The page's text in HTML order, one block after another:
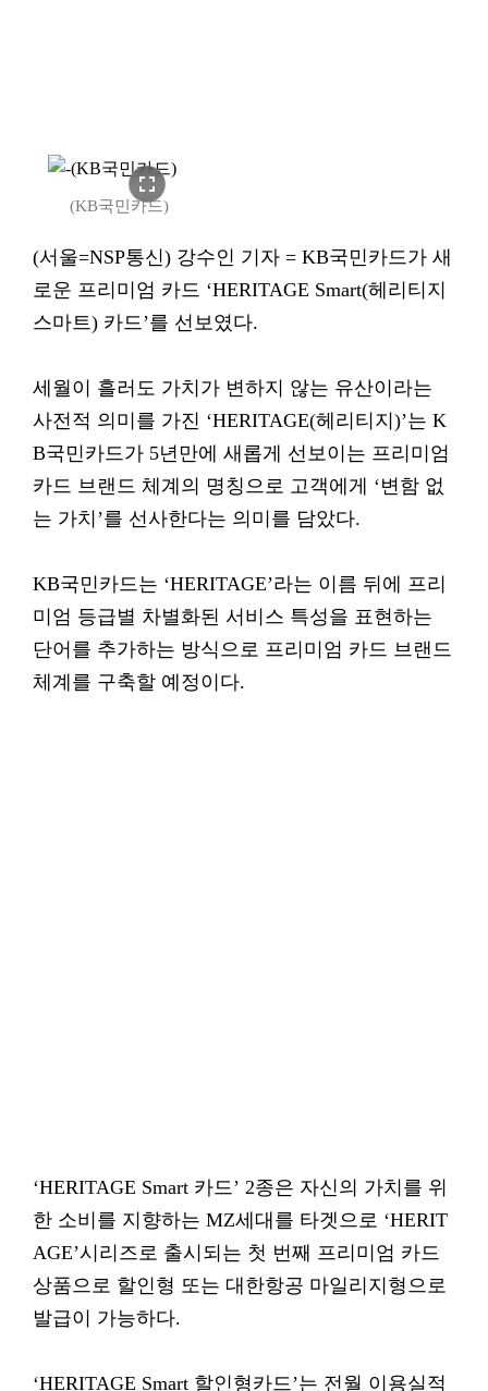
fullscreen
(KB국민카드)
(서울=NSP통신) 강수인 기자 = KB국민카드가 새
로운 프리미엄 카드 ‘HERITAGE Smart(헤리티지
스마트) 카드’를 선보였다.
세월이 흘러도 가치가 변하지 않는 유산이라는
사전적 의미를 가진 ‘HERITAGE(헤리티지)’는 K
B국민카드가 5년만에 새롭게 선보이는 프리미엄
카드 브랜드 체계의 명칭으로 고객에게 ‘변함 없
는 가치’를 선사한다는 의미를 담았다.
KB국민카드는 ‘HERITAGE’라는 이름 뒤에 프리
미엄 등급별 차별화된 서비스 특성을 표현하는
단어를 추가하는 방식으로 프리미엄 카드 브랜드
체계를 구축할 예정이다.
‘HERITAGE Smart 카드’ 2종은 자신의 가치를 위
한 소비를 지향하는 MZ세대를 타겟으로 ‘HERIT
AGE’시리즈로 출시되는 첫 번째 프리미엄 카드
상품으로 할인형 또는 대한항공 마일리지형으로
발급이 가능하다.
‘HERITAGE Smart 할인형카드’는 전월 이용실적